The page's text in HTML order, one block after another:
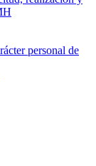
personal de